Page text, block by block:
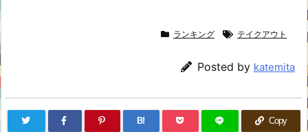
ランキング テイクアウト
Posted by katemita
B! Copy